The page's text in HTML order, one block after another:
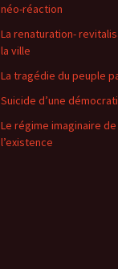
néo-réaction
La renaturation-
la ville
La tragédie du peuple
Suicide d’une
Le régime imaginaire de
l’existence